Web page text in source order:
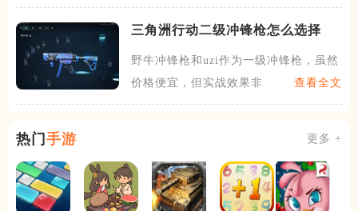
三角洲行动二级冲锋枪怎么选择
野牛冲锋枪和uzi作为一级冲锋枪，虽然
价格便宜，但实战效果非
查看全文
热门手游 更多 +